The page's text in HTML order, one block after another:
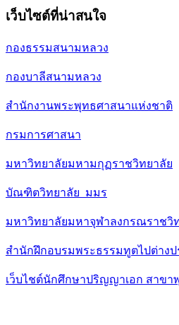
เว็บไซต์ที่น่าสนใจ
กองธรรมสนามหลวง
กองบาลีสนามหลวง
สำนักงานพระพุทธศาสนาแห่งชาติ
กรมการศาสนา
มหาวิทยาลัยมหามกุฏราชวิทยาลัย
บัณฑิตวิทยาลัย มมร
มหาวิทยาลัยมหาจุฬาลงกรณราชวิ
สำนักฝึกอบรมพระธรรมทูตไปต่างป
เว็บไชต์นักศึกษาปริญญาเอก สาข